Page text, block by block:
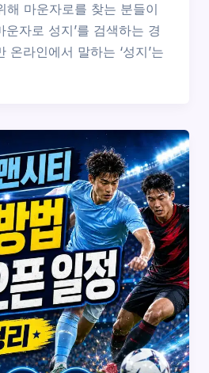
해 마운자로를 찾는 분들이
운자로 성지’를 검색하는 경
온라인에서 말하는 ‘성지’는